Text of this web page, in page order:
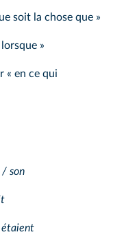
soit la chose que »
»
« en ce qui
/ son
étaient